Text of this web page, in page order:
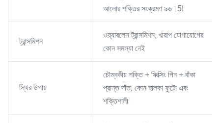
আলোর শক্তির সংক্রমণ ৯৬।5!
ট্রান্সমিশন
ওয়্যারলেস ট্রান্সমিশন, খারাপ যোগাযোগের
কোন সমস্যা নেই
স্থির উপায়
চৌম্বকীয় শক্তি + ফিক্সিং পিন + বাঁকা
প্রান্ত দাঁত, কোন হালকা ফুটো এবং
শক্তিশালী